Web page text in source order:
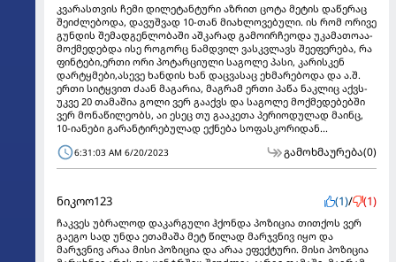
კვარასთვის ჩემი დილეტანტური აზრით ცოტა მეტის დაწერაც
შეიძლებოდა, დავუშვად 10-თან მიახლოვებული. ის რომ ორივე
გუნდის შემადგენლობაში აშკარად გამოირჩეოდა უკამათოაა-
მოქმედებდა ისე როგორც ნამდვილ ვასკვლავს შეეფერება, რა
ფინტები,ერთი ორი პოტარციული საგოლე პასი, კარისკენ
დარტყმები,ასევე ხანდის ხან დაცვასაც ეხმარებოდა და ა.შ.
ერთი სიტყვით ძაან მაგარია, მაგრამ ერთი პაწა ნაკლიც აქვს-
უკვე 20 თამაშია გოლი ვერ გააქვს და საგოლე მოქმედებებში
ვერ მონაწილეობს, აი ესეც თუ გააკეთა პერიოდულად მაინც,
10-იანები გარანტირებულად ექნება სოფასკორიდან...
6:31:03 AM 6/20/2023 გამოხმაურება(0)
ნიკოო123 (1)/ (1)
ჩაკვეს უბრალოდ დაკარგული ჰქონდა პოზიცია თითქოს ვერ
გაეგო სად უნდა ეთამაშა მეტ წილად მარჯვნივ იყო და
მარჯვნივ არაა მისი პოზიცია და არაა ეფექტური. მისი პოზიცია